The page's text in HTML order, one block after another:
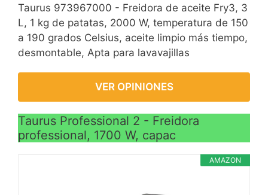
Taurus 973967000 - Freidora de aceite Fry3, 3
L, 1 kg de patatas, 2000 W, temperatura de 150
a 190 grados Celsius, aceite limpio más tiempo,
desmontable, Apta para lavavajillas
VER OPINIONES
Taurus Professional 2 - Freidora
professional, 1700 W, capac
AMAZON